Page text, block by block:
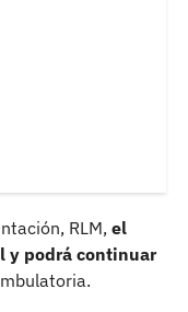
RLM, el
y podrá continuar